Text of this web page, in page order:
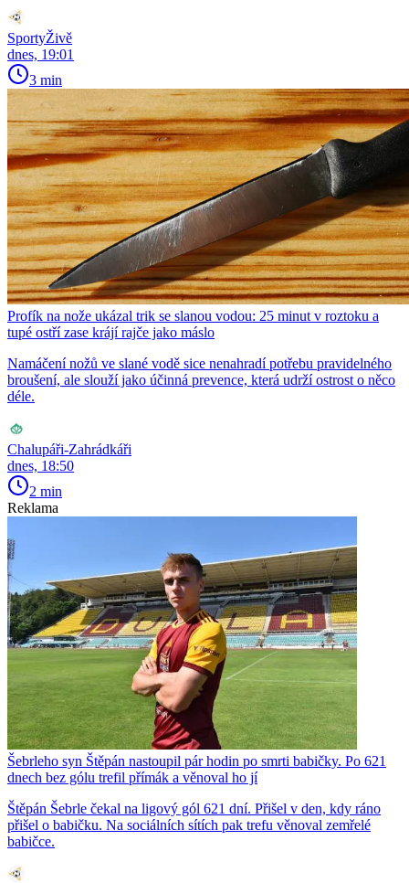
SportyŽivě
dnes, 19:01
3 min
Profík na nože ukázal trik se slanou vodou: 25 minut v roztoku a
tupé ostří zase krájí rajče jako máslo
Namáčení nožů ve slané vodě sice nenahradí potřebu pravidelného
broušení, ale slouží jako účinná prevence, která udrží ostrost o něco
déle.
Chalupáři-Zahrádkáři
dnes, 18:50
2 min
Reklama
Šebrleho syn Štěpán nastoupil pár hodin po smrti babičky. Po 621
dnech bez gólu trefil přímák a věnoval ho jí
Štěpán Šebrle čekal na ligový gól 621 dní. Přišel v den, kdy ráno
přišel o babičku. Na sociálních sítích pak trefu věnoval zemřelé
babičce.